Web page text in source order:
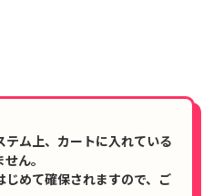
テム上、カートに入れている
ん。
めて確保されますので、ご